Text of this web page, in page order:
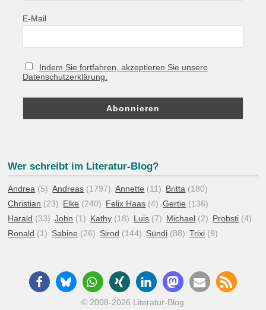
E-Mail
Indem Sie fortfahren, akzeptieren Sie unsere
Datenschutzerklärung.
Wer schreibt im Literatur-Blog?
Andrea (5) Andreas (1797) Annette (11) Britta (180)
Christian (23) Elke (240) Felix Haas (4) Gertie (136)
Harald (33) John (1) Kathy (18) Luis (7) Michael (2) Probsti (4)
Ronald (1) Sabine (26) Sirod (144) Sündi (88) Trixi (9)
© 2008-2026 Literatur-Blog